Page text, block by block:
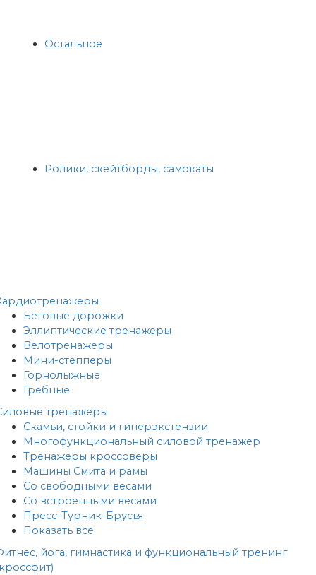
Остальное
Ролики, скейтборды, самокаты
Беговые дорожки
Эллиптические тренажеры
Велотренажеры
Мини-степперы
Горнолыжные
Гребные
тренажеры
Скамьи, стойки и гиперэкстензии
Многофункциональный силовой тренажер
Тренажеры кроссоверы
Машины Смита и рамы
Со свободными весами
Со встроенными весами
Пресс-Турник-Брусья
Показать все
йога, гимнастика и функциональный тренинг